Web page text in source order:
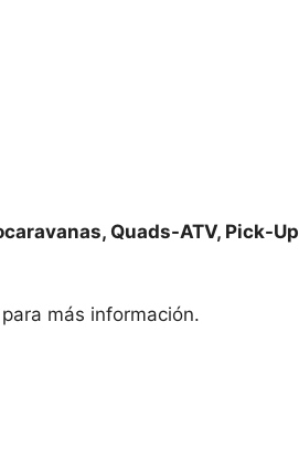
Quads-ATV, Pick-Up
para más información.